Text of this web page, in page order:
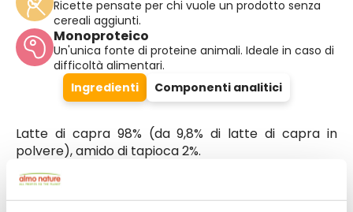
Ricette pensate per chi vuole un prodotto senza
cereali aggiunti.
Monoproteico
Un'unica fonte di proteine animali. Ideale in caso di
difficoltà alimentari.
Ingredienti
Componenti analitici
Latte di capra 98% (da 9,8% di latte di capra in
polvere), amido di tapioca 2%.